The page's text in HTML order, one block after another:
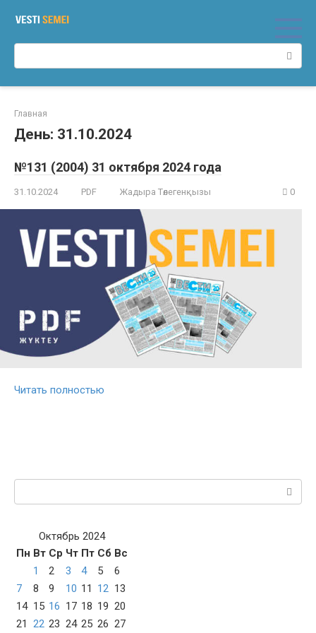
Главная
День: 31.10.2024
№131 (2004) 31 октября 2024 года
31.10.2024 PDF Жадыра Төлегенқызы 0
Читать полностью
Поиск:
Октябрь 2024
Пн Вт Ср Чт Пт Сб Вс
1
2 3 4 5
6
7
8 9 10 11 12 13
14 15 16 17 18 19 20
21
22 23 24 25 26 27